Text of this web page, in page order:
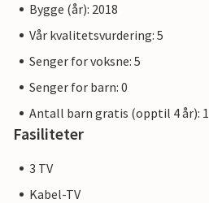
Bygge (år): 2018
Vår kvalitetsvurdering: 5
Senger for voksne: 5
Senger for barn: 0
Antall barn gratis (opptil 4 år): 1
Fasiliteter
3 TV
Kabel-TV